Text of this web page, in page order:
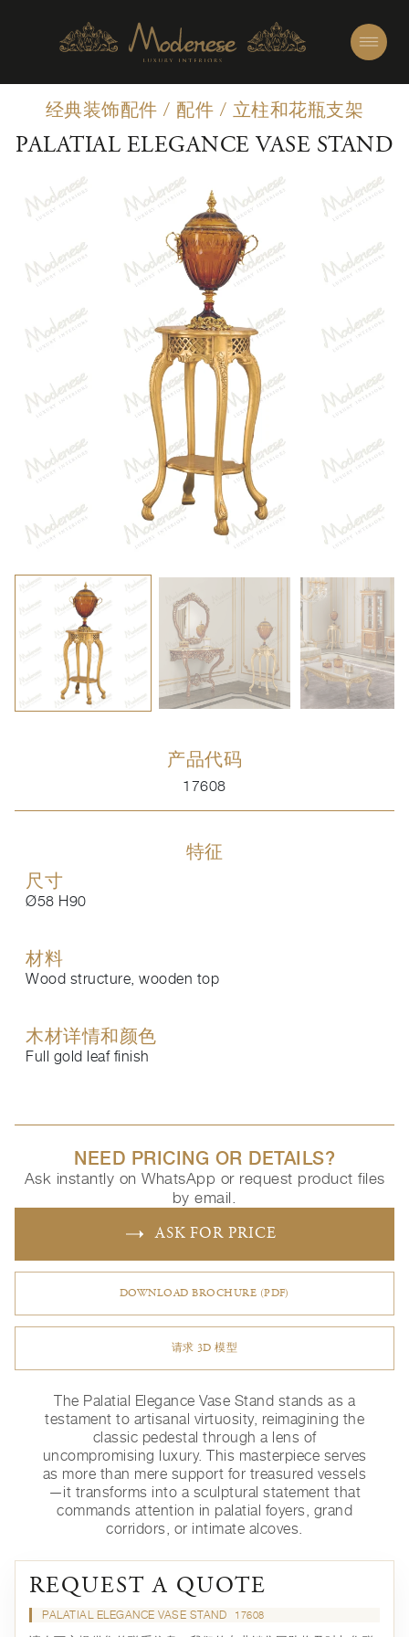
经典装饰配件 / 配件 / 立柱和花瓶支架
PALATIAL ELEGANCE VASE STAND
产品代码
17608
特征
尺寸
Ø58 H90
材料
Wood structure, wooden top
木材详情和颜色
Full gold leaf finish
NEED PRICING OR DETAILS?
Ask instantly on WhatsApp or request product files
by email.
ASK FOR PRICE
DOWNLOAD BROCHURE (PDF)
请求 3D 模型
The Palatial Elegance Vase Stand stands as a
testament to artisanal virtuosity, reimagining the
classic pedestal through a lens of
uncompromising luxury. This masterpiece serves
as more than mere support for treasured vessels
—it transforms into a sculptural statement that
commands attention in palatial foyers, grand
corridors, or intimate alcoves.
REQUEST A QUOTE
PALATIAL ELEGANCE VASE STAND 17608